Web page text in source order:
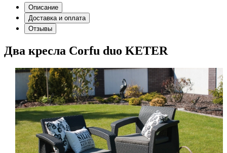
Описание
Доставка и оплата
Отзывы
Два кресла Corfu duo KETER